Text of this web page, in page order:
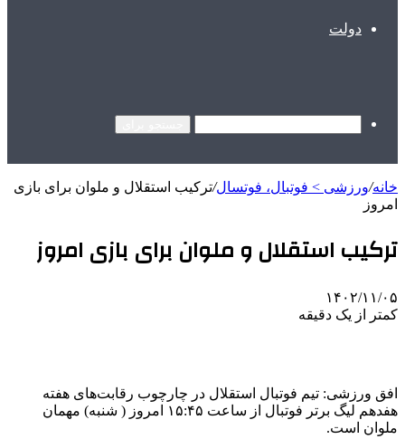
دولت
خانه/ورزشی > فوتبال، فوتسال/ترکیب استقلال و ملوان برای بازی
امروز
ترکیب استقلال و ملوان برای بازی امروز
۱۴۰۲/۱۱/۰۵
کمتر از یک دقیقه
افق ورزشی: تیم فوتبال استقلال در چارچوب رقابت‌های هفته
هفدهم لیگ برتر فوتبال از ساعت ۱۵:۴۵ امروز ( شنبه) مهمان
ملوان است.